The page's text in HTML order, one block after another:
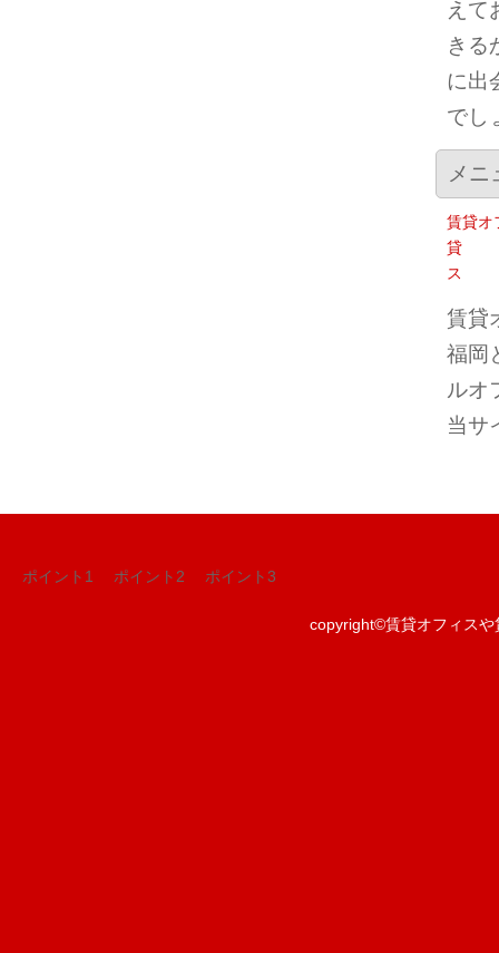
えて
きる
に出
でし
メニ
賃貸オ
貸
ス
賃貸
福岡
ルオ
当サ
ポイント1 ポイント2 ポイント3
copyright©賃貸オフィス